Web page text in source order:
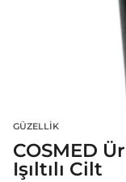
GÜZELLIK
COSMED
Işıltılı Cilt